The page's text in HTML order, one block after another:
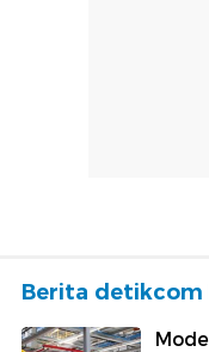
Berita detikcom